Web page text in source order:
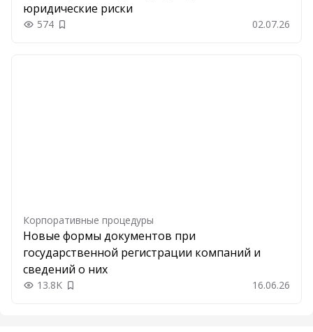
юридические риски
574 Добавить в закладки 02.07.26
Корпоративные процедуры
Новые формы документов при
государственной регистрации компаний и
сведений о них
13.8K Добавить в закладки 16.06.26